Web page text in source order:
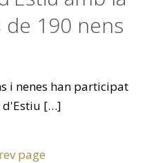
de 190 nens
i nenes han participat
d'Estiu […]
page